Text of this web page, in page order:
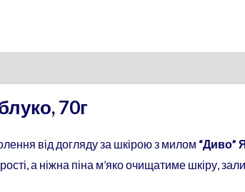
70г
від догляду за шкірою з милом “Диво”
а ніжна піна м’яко очищатиме шкіру,